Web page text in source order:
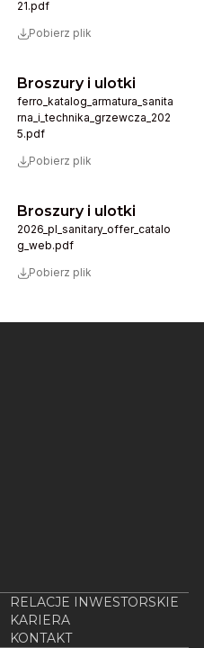
21.pdf
Pobierz plik
Broszury i ulotki
ferro_katalog_armatura_sanita
rna_i_technika_grzewcza_202
5.pdf
Pobierz plik
Broszury i ulotki
2026_pl_sanitary_offer_catalo
g_web.pdf
Pobierz plik
RELACJE INWESTORSKIE
KARIERA
KONTAKT